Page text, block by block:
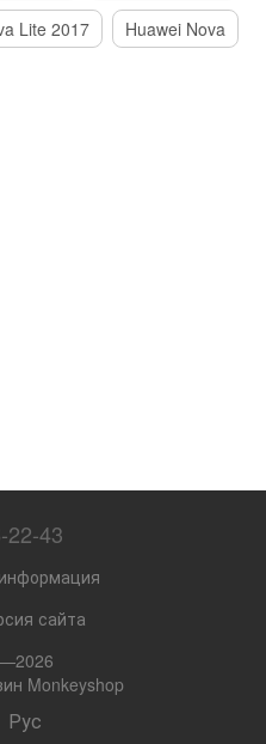
Lite 2017 Huawei Nova
22-43
сайта
Monkeyshop
Рус